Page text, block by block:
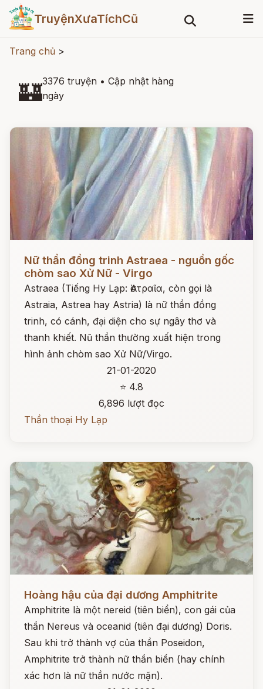
TruyệnXưaTíchCũ
Trang chủ >
🏰3376 truyện • Cập nhật hàng
ngày
Nữ thần đồng trinh Astraea - nguồn gốc
chòm sao Xử Nữ - Virgo
Astraea (Tiếng Hy Lạp: Ἀστραῖα, còn gọi là
Astraia, Astrea hay Astria) là nữ thần đồng
trinh, có cánh, đại diện cho sự ngây thơ và
thanh khiết. Nũ thần thường xuất hiện trong
hình ảnh chòm sao Xử Nữ/Virgo.
21-01-2020
⭐ 4.8
6,896 lượt đọc
Thần thoại Hy Lạp
Hoàng hậu của đại dương Amphitrite
Amphitrite là một nereid (tiên biển), con gái của
thần Nereus và oceanid (tiên đại dương) Doris.
Sau khi trở thành vợ của thần Poseidon,
Amphitrite trở thành nữ thần biển (hay chính
xác hơn là nữ thần nước mặn).